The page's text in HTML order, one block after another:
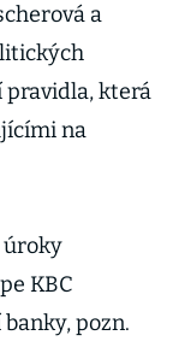
a
která
na
úroky
KBC
pozn.